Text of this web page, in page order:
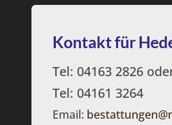
Kontakt für
Tel: 04163 2826
Tel: 04161 3264
Email: